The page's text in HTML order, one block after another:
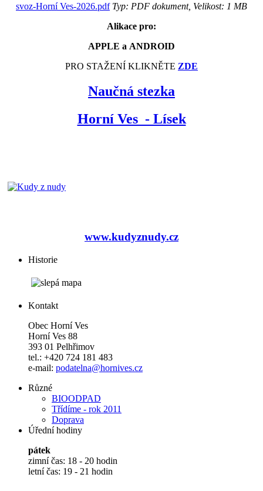
svoz-Horní Ves-2026.pdfTyp: PDF dokument, Velikost: 1 MB
Alikace pro:
APPLE a ANDROID
PRO STAŽENÍ KLIKNĚTE ZDE
Naučná stezka
Horní Ves - Lísek
www.kudyznudy.cz
Historie
Kontakt
Obec Horní Ves
Horní Ves 88
393 01 Pelhřimov
tel.: +420 724 181 483
e-mail: podatelna@hornives.cz
Různé
BIOODPAD
Třídíme - rok 2011
Doprava
Úřední hodiny
pátek
zimní čas: 18 - 20 hodin
letní čas: 19 - 21 hodin